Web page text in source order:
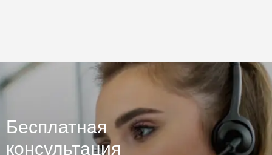
Бесплатная
консультация